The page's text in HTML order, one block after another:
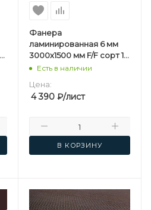
Фанера
ламинированная 6 мм
3000х1500 мм F/F сорт 1/1
березовая
Есть в наличии
Цена:
4 390₽/лист
В КОРЗИНУ